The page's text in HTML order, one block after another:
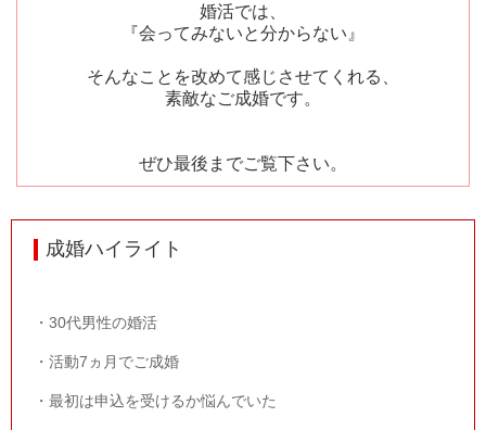
婚活では、
『会ってみないと分からない』
そんなことを改めて感じさせてくれる、
素敵なご成婚です。
ぜひ最後までご覧下さい。
成婚ハイライト
・ 30代男性の婚活
・活動7 ヵ月でご成婚
・最初は申込を受けるか悩んでいた